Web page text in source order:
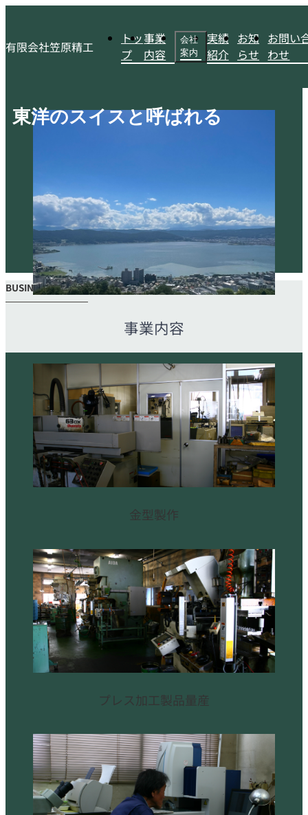
有限会社笠原精工
トッ
プ
事業
内容
会社
案内
実績
紹介
お知
らせ
お問い
わせ
東洋のスイスと呼ばれる
BUSINESS
事業内容
金型製作
プレス加工製品量産